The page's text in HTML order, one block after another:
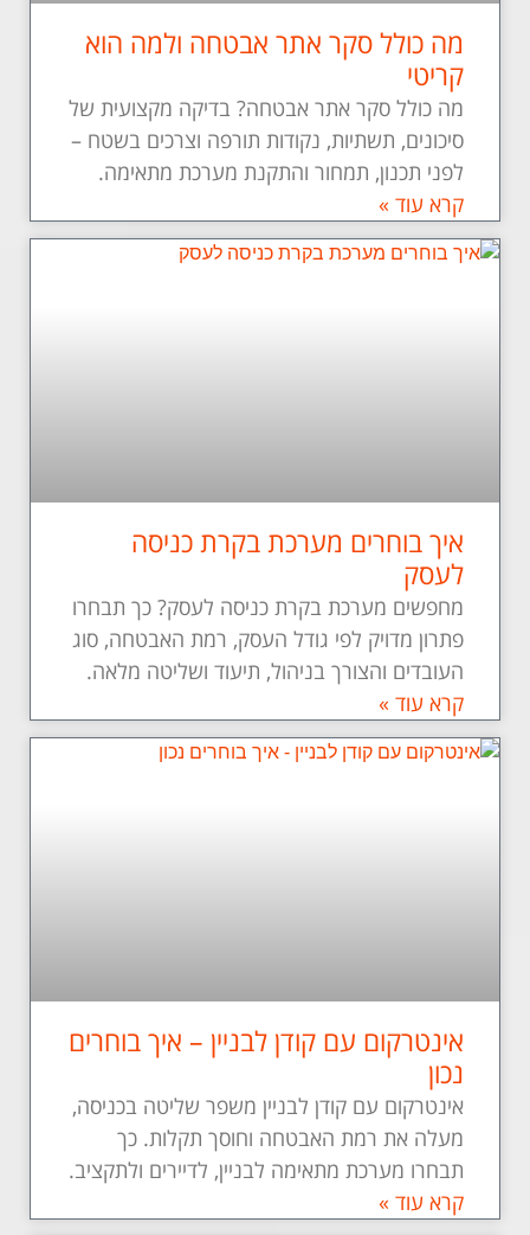
מה כולל סקר אתר אבטחה ולמה הוא
קריטי
מה כולל סקר אתר אבטחה? בדיקה מקצועית של
סיכונים, תשתיות, נקודות תורפה וצרכים בשטח –
לפני תכנון, תמחור והתקנת מערכת מתאימה.
קרא עוד »
איך בוחרים מערכת בקרת כניסה
לעסק
מחפשים מערכת בקרת כניסה לעסק? כך תבחרו
פתרון מדויק לפי גודל העסק, רמת האבטחה, סוג
העובדים והצורך בניהול, תיעוד ושליטה מלאה.
קרא עוד »
אינטרקום עם קודן לבניין – איך בוחרים
נכון
אינטרקום עם קודן לבניין משפר שליטה בכניסה,
מעלה את רמת האבטחה וחוסך תקלות. כך
תבחרו מערכת מתאימה לבניין, לדיירים ולתקציב.
קרא עוד »